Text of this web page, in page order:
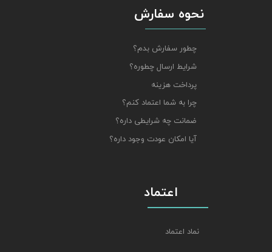
نحوه سفارش
چطور سفارش بدم؟
شرایط ارسال چطوره؟
پرداخت هزینه
چرا به شما اعتماد کنم؟
ضمانت چه شرایطی داره؟
آیا امکان عودت وجود داره؟
اعتماد
نماد اعتماد